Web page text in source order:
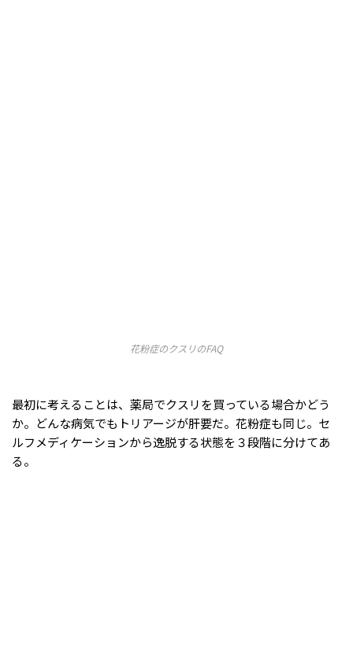
花粉症のクスリのFAQ
最初に考えることは、薬局でクスリを買っている場合かどう
か。どんな病気でもトリアージが肝要だ。花粉症も同じ。セ
ルフメディケーションから逸脱する状態を３段階に分けてあ
る。